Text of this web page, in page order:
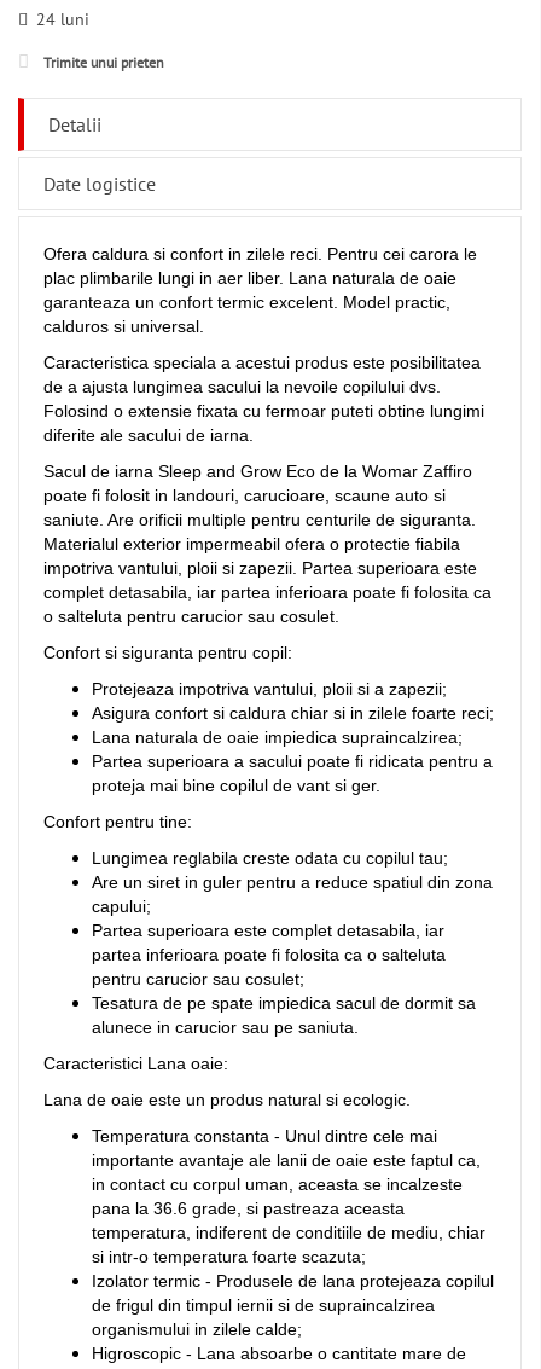
24 luni
Trimite unui prieten
Detalii
Date logistice
Ofera caldura si confort in zilele reci. Pentru cei carora le
plac plimbarile lungi in aer liber. Lana naturala de oaie
garanteaza un confort termic excelent. Model practic,
calduros si universal.
Caracteristica speciala a acestui produs este posibilitatea
de a ajusta lungimea sacului la nevoile copilului dvs.
Folosind o extensie fixata cu fermoar puteti obtine lungimi
diferite ale sacului de iarna.
Sacul de iarna Sleep and Grow Eco de la Womar Zaffiro
poate fi folosit in landouri, carucioare, scaune auto si
saniute. Are orificii multiple pentru centurile de siguranta.
Materialul exterior impermeabil ofera o protectie fiabila
impotriva vantului, ploii si zapezii. Partea superioara este
complet detasabila, iar partea inferioara poate fi folosita ca
o salteluta pentru carucior sau cosulet.
Confort si siguranta pentru copil:
Protejeaza impotriva vantului, ploii si a zapezii;
Asigura confort si caldura chiar si in zilele foarte reci;
Lana naturala de oaie impiedica supraincalzirea;
Partea superioara a sacului poate fi ridicata pentru a
proteja mai bine copilul de vant si ger.
Confort pentru tine:
Lungimea reglabila creste odata cu copilul tau;
Are un siret in guler pentru a reduce spatiul din zona
capului;
Partea superioara este complet detasabila, iar
partea inferioara poate fi folosita ca o salteluta
pentru carucior sau cosulet;
Tesatura de pe spate impiedica sacul de dormit sa
alunece in carucior sau pe saniuta.
Caracteristici Lana oaie:
Lana de oaie este un produs natural si ecologic.
Temperatura constanta - Unul dintre cele mai
importante avantaje ale lanii de oaie este faptul ca,
in contact cu corpul uman, aceasta se incalzeste
pana la 36.6 grade, si pastreaza aceasta
temperatura, indiferent de conditiile de mediu, chiar
si intr-o temperatura foarte scazuta;
Izolator termic - Produsele de lana protejeaza copilul
de frigul din timpul iernii si de supraincalzirea
organismului in zilele calde;
Higroscopic - Lana absoarbe o cantitate mare de